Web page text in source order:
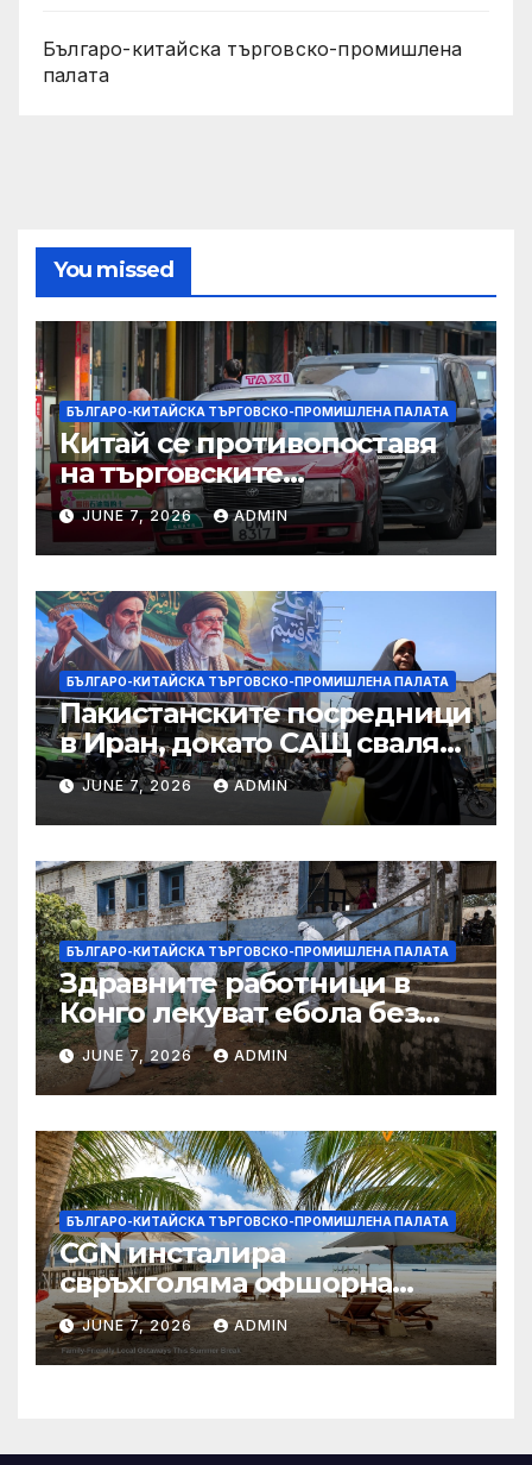
Българо-китайска търговско-промишлена
палата
You missed
БЪЛГАРО-КИТАЙСКА ТЪРГОВСКО-ПРОМИШЛЕНА ПАЛАТА
Китай се противопоставя
на търговските
ограничителни мерки на
САЩ във връзка с искове за
принудителен труд:
Министерство на
търговията
JUNE 7, 2026 ADMIN
БЪЛГАРО-КИТАЙСКА ТЪРГОВСКО-ПРОМИШЛЕНА ПАЛАТА
Пакистанските посредници
в Иран, докато САЩ свалят
дронове, Ливан търси мир
JUNE 7, 2026 ADMIN
БЪЛГАРО-КИТАЙСКА ТЪРГОВСКО-ПРОМИШЛЕНА ПАЛАТА
Здравните работници в
Конго лекуват ебола без
заплащане, докато СЗО
търси ресурси
JUNE 7, 2026 ADMIN
БЪЛГАРО-КИТАЙСКА ТЪРГОВСКО-ПРОМИШЛЕНА ПАЛАТА
CGN инсталира
свръхголяма офшорна
вятърна турбина с мощност
18 MW в Гуангдонг
JUNE 7, 2026 ADMIN